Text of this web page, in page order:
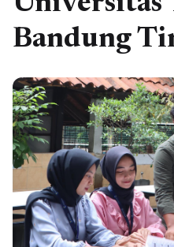
Bandung